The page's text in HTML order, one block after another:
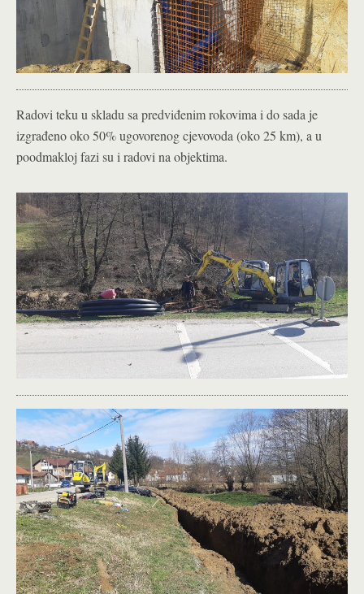
Radovi teku u skladu sa predviđenim rokovima i do sada je
izgrađeno oko 50% ugovorenog cjevovoda (oko 25 km), a u
poodmakloj fazi su i radovi na objektima.